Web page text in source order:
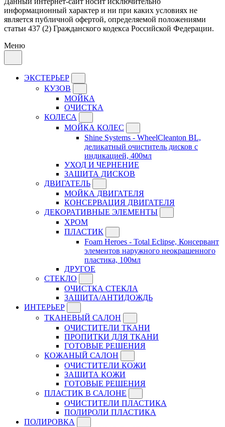
информационный характер и ни при каких условиях не
является публичной офертой, определяемой положениями
статьи 437 (2) Гражданского кодекса Российской Федерации.
Меню
ЭКСТЕРЬЕР
КУЗОВ
МОЙКА
ОЧИСТКА
КОЛЕСА
МОЙКА КОЛЕС
Shine Systems - WheelCleanton BL,
деликатный очиститель дисков с
индикацией, 400мл
УХОД И ЧЕРНЕНИЕ
ЗАЩИТА ДИСКОВ
ДВИГАТЕЛЬ
МОЙКА ДВИГАТЕЛЯ
КОНСЕРВАЦИЯ ДВИГАТЕЛЯ
ДЕКОРАТИВНЫЕ ЭЛЕМЕНТЫ
ХРОМ
ПЛАСТИК
Foam Heroes - Total Eclipse, Консервант
элементов наружного неокрашенного
пластика, 100мл
ДРУГОЕ
СТЕКЛО
ОЧИСТКА СТЕКЛА
ЗАЩИТА/АНТИДОЖДЬ
ИНТЕРЬЕР
ТКАНЕВЫЙ САЛОН
ОЧИСТИТЕЛИ ТКАНИ
ПРОПИТКИ ДЛЯ ТКАНИ
ГОТОВЫЕ РЕШЕНИЯ
КОЖАНЫЙ САЛОН
ОЧИСТИТЕЛИ КОЖИ
ЗАЩИТА КОЖИ
ГОТОВЫЕ РЕШЕНИЯ
ПЛАСТИК В САЛОНЕ
ОЧИСТИТЕЛИ ПЛАСТИКА
ПОЛИРОЛИ ПЛАСТИКА
ПОЛИРОВКА